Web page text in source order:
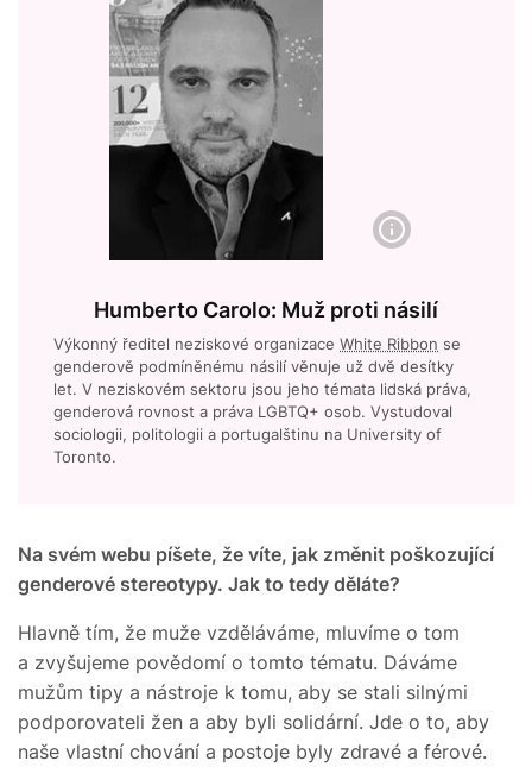
Humberto Carolo: Muž proti násilí
Výkonný ředitel neziskové organizace White Ribbon se
genderově podmíněnému násilí věnuje už dvě desítky
let. V neziskovém sektoru jsou jeho témata lidská práva,
genderová rovnost a práva LGBTQ+ osob. Vystudoval
sociologii, politologii a portugalštinu na University of
Toronto.
Na svém webu píšete, že víte, jak změnit poškozující
genderové stereotypy. Jak to tedy děláte?
Hlavně tím, že muže vzděláváme, mluvíme o tom
a zvyšujeme povědomí o tomto tématu. Dáváme
mužům tipy a nástroje k tomu, aby se stali silnými
podporovateli žen a aby byli solidární. Jde o to, aby
naše vlastní chování a postoje byly zdravé a férové.